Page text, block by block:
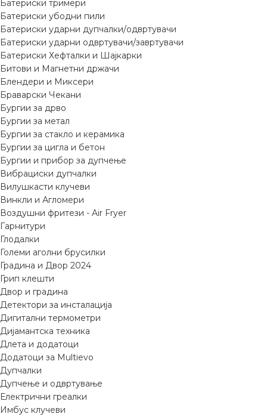
Батериски тримери
Батериски убодни пили
Батериски ударни дупчалки/одвртувачи
Батериски ударни одвртувачи/завртувачи
Батериски Хефталки и Шајкарки
Битови и Магнетни држачи
Блендери и Миксери
Браварски Чекани
Бургии за дрво
Бургии за метал
Бургии за стакло и керамика
Бургии за цигла и бетон
Бургии и прибор за дупчење
Вибрациски дупчалки
Вилушкасти клучеви
Винкли и Агломери
Воздушни фритези - Air Fryer
Гарнитури
Глодалки
Големи аголни брусилки
Градина и Двор 2024
Грип клешти
Двор и градина
Детектори за инсталација
Дигитални термометри
Дијамантска техника
Длета и додатоци
Додатоци за Multievo
Дупчалки
Дупчење и одвртување
Електрични греалки
Имбус клучеви